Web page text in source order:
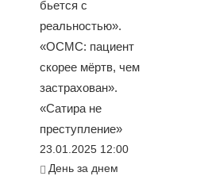
бьется с
реальностью».
«ОСМС: пациент
скорее мёртв, чем
застрахован».
«Сатира не
преступление»
23.01.2025 12:00
День за днем